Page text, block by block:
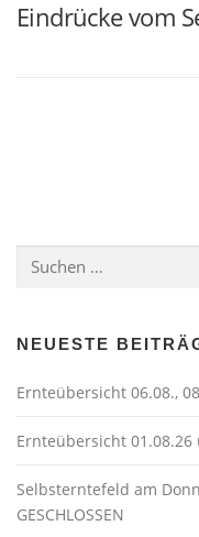
Eindrücke vom
a
i
g
t
i
nach:
NEUESTE
Ernteübersicht 06.08.,
Ernteübersicht 01.08.26
Selbsterntefeld am
GESCHLOSSEN